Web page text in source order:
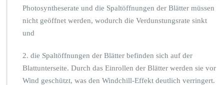
Photosyntheserate und die Spaltöffnungen der Blätter müssen
nicht geöffnet werden, wodurch die Verdunstungsrate sinkt
und
2. die Spaltöffnungen der Blätter befinden sich auf der
Blattunterseite. Durch das Einrollen der Blätter werden sie vor
Wind geschützt, was den Windchill-Effekt deutlich verringert.